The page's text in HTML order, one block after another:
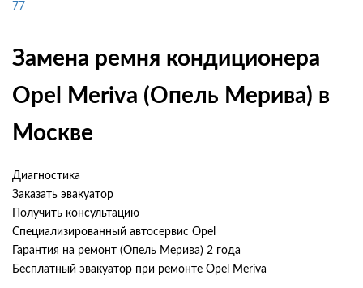
77
Замена ремня кондиционера
Opel Meriva (Опель Мерива) в
Москве
Диагностика
Заказать эвакуатор
Получить консультацию
Специализированный автосервис Opel
Гарантия на ремонт (Опель Мерива) 2 года
Бесплатный эвакуатор при ремонте Opel Meriva